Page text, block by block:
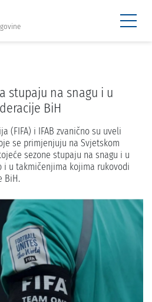
stupaju na snagu i u
BiH
(FIFA) i IFAB zvanično su uveli
se primjenjuju na Svjetskom
sezone stupaju na snagu i u
u takmičenjima kojima rukovodi
BiH.